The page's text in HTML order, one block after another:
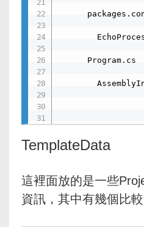
      Program.cs
TemplateData
這裡面放的是一些
資訊，其中有幾個比